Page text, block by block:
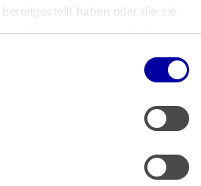
haben oder die sie
Dienste gesammelt haben.
(PDF)